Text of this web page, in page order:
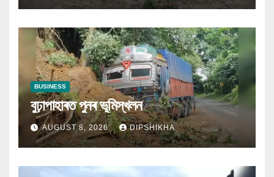
BUSINESS
বুঢ়াপাহাৰত পুনৰ ভূমিস্খলন
AUGUST 8, 2026 DIPSHIKHA